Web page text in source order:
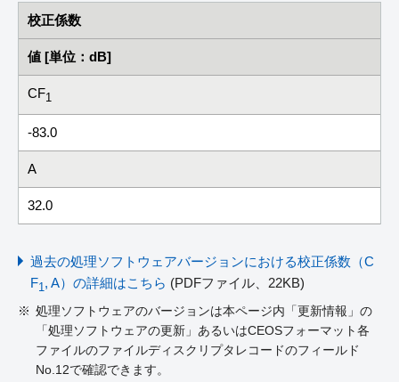
校正係数
値 [単位：dB]
CF1
-83.0
A
32.0
過去の処理ソフトウェアバージョンにおける校正係数（C
F1, A）の詳細はこちら (PDFファイル、22KB)
処理ソフトウェアのバージョンは本ページ内「更新情報」の
「処理ソフトウェアの更新」あるいはCEOSフォーマット各
ファイルのファイルディスクリプタレコードのフィールド
No.12で確認できます。